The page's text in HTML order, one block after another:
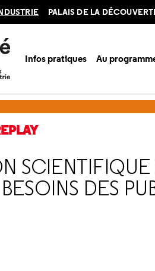
PALAIS DE LA
Infos pratiques Au
DES